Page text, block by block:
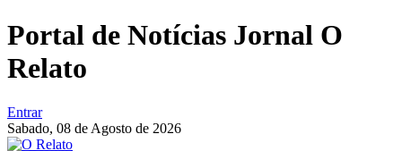
Portal de Notícias Jornal O
Relato
Entrar
Sabado, 08 de Agosto de 2026